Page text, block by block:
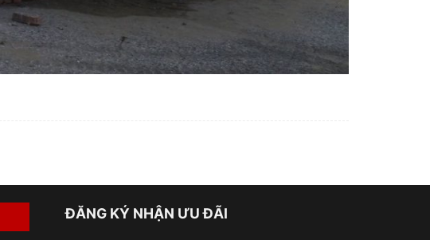
ĐĂNG KÝ NHẬN ƯU ĐÃI